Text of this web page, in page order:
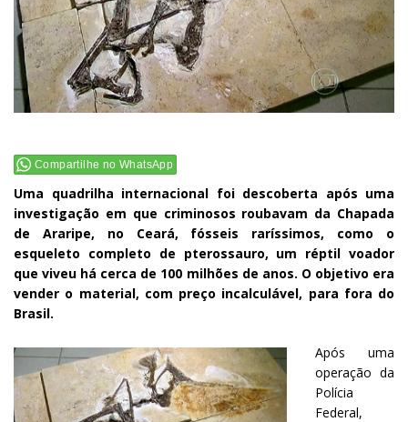
Compartilhe no WhatsApp
Uma quadrilha internacional foi descoberta após uma
investigação em que criminosos roubavam da Chapada
de Araripe, no Ceará, fósseis raríssimos, como o
esqueleto completo de pterossauro, um réptil voador
que viveu há cerca de 100 milhões de anos. O objetivo era
vender o material, com preço incalculável, para fora do
Brasil.
Após uma
operação da
Polícia
Federal,